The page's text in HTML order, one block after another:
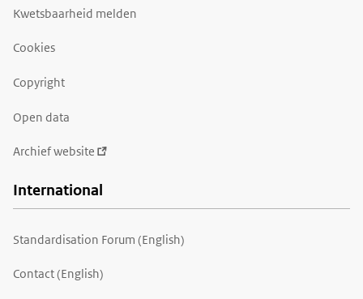
Kwetsbaarheid melden
Cookies
Copyright
Open data
Archief website
International
Standardisation Forum (English)
Contact (English)